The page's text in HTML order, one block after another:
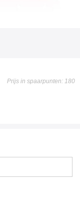
Prijs in spaarpunten: 180